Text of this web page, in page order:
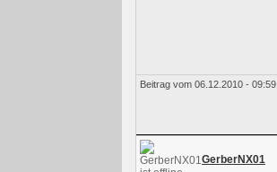
Beitrag vom 06.12.2010 - 09:59
GerberNX01